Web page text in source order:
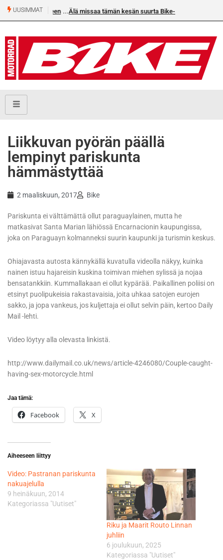
UUSIMMAT Älä missaa tämän kesän suurta Bike-numeroa!
Liikkuvan pyörän päällä
lempinyt pariskunta
hämmästyttää
2 maaliskuun, 2017 Bike
Pariskunta ei välttämättä ollut paraguaylainen, mutta he
matkasivat Santa Marian lähiössä Encarnacionin kaupungissa,
joka on Paraguayn kolmanneksi suurin kaupunki ja turismin keskus.
Ohiajavasta autosta kännykällä kuvatulla videolla näkyy, kuinka
nainen istuu hajareisin kuskina toimivan miehen sylissä ja nojaa
bensatankkiin. Kummallakaan ei ollut kypärää. Paikallinen poliisi on
etsinyt puolipukeisia rakastavaisia, joita uhkaa satojen eurojen
sakko, ja jopa vankeus, jos kuljettaja ei ollut selvin päin, kertoo Daily
Mail -lehti.
Video löytyy alla olevasta linkistä.
http://www.dailymail.co.uk/news/article-4246080/Couple-caught-
having-sex-motorcycle.html
Jaa tämä:
Facebook X
Aiheeseen liittyy
Video: Pastranan pariskunta
nakuajelulla
9 heinäkuun, 2014
Kategoriassa "Uutiset"
Riku ja Maarit Routo Linnan
juhliin
6 joulukuun, 2025
Kategoriassa "Uutiset"